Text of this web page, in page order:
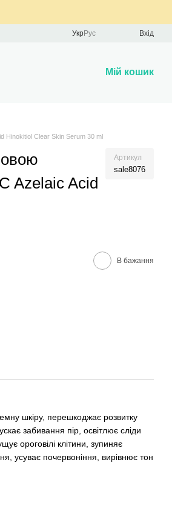
УкрРус Вхід
Мій кошик
Hinokitiol Clear Skin Serum 30 ml
Azelaic Acid
Артикул
sale8076
В бажання
шкіру, перешкоджає розвитку
забивання пір, освітлює сліди
ороговілі клітини, зупиняє
усуває почервоніння, вирівнює тон